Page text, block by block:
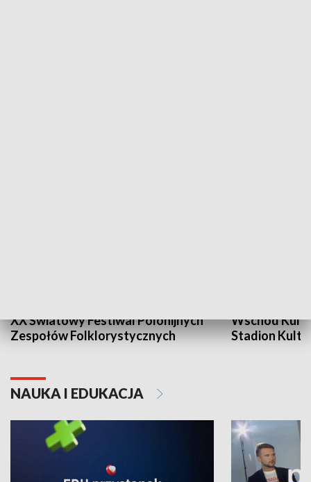
XX Światowy Festiwal Polonijnych
Zespołów Folklorystycznych
Wschód
Stadion
NAUKA I EDUKACJA